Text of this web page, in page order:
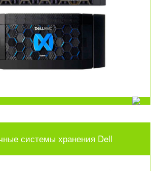
системы хранения Dell